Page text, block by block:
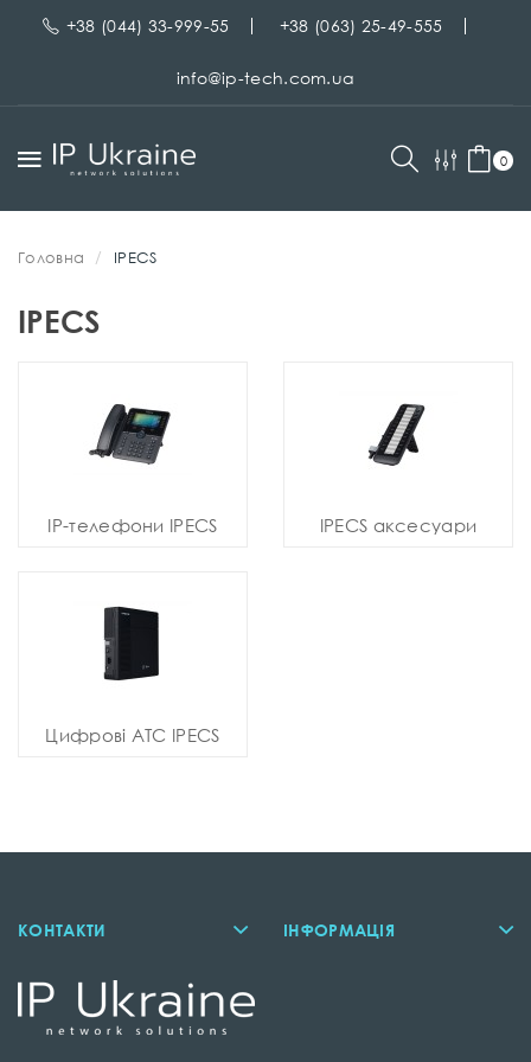
+38 (044) 33-999-55 +38 (063) 25-49-555
info@ip-tech.com.ua
0
Головна IPECS
IPECS
IP-телефони IPECS IPECS аксесуари
Цифрові АТС IPECS
КОНТАКТИ ІНФОРМАЦІЯ